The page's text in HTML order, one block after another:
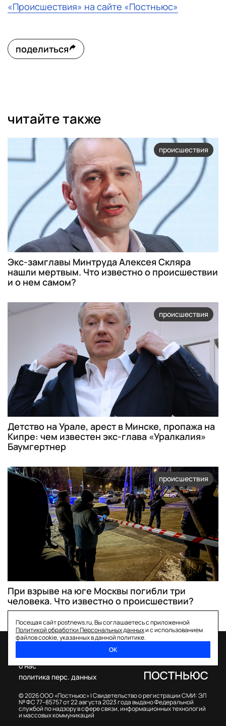
«Происшествия» на сайте «Постньюс»
поделиться
читайте также
происшествия
Экс-замглавы Минтруда Алексея Скляра
нашли мертвым. Что известно о происшествии
и о нем самом?
происшествия
Детство на Урале, арест в Минске, пропажа на
Кипре: чем известен экс-глава «Уралкалия»
Баумгертнер
происшествия
При взрыве на юге Москвы погибли три
человека. Что известно о происшествии?
Посещая сайт postnews.ru, Вы соглашаетесь с приложенной
Политикой обработки Персональных данныхи с использованием
файлов cookie, указанных в данной политике.
ОК
© 2026 ООО «Постньюс» |Свидетельство о регистрации СМИ: ЭЛ
№ ФС 77–85757 от 22 августа 2023 года выдано Федеральной
службой по надзору в сфере связи, информационных технологий
и массовых коммуникаций
о нас
политика перс. данных